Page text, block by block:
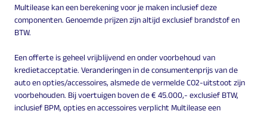
Multilease kan een berekening voor je maken inclusief deze
componenten. Genoemde prijzen zijn altijd exclusief brandstof en
BTW.
Een offerte is geheel vrijblijvend en onder voorbehoud van
kredietacceptatie. Veranderingen in de consumentenprijs van de
auto en opties/accessoires, alsmede de vermelde CO2-uitstoot zijn
voorbehouden. Bij voertuigen boven de € 45.000,- exclusief BTW,
inclusief BPM, opties en accessoires verplicht Multilease een